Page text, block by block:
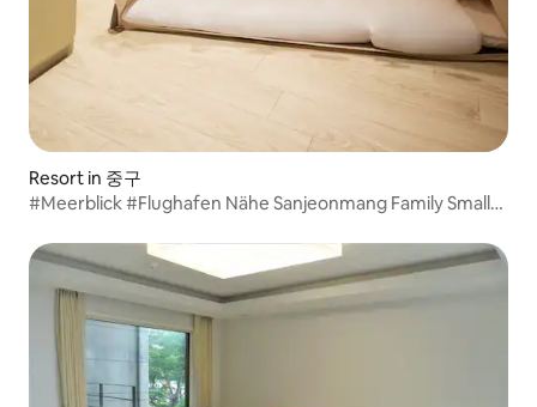
Resort in 중구
#Meerblick #Flughafen Nähe Sanjeonmang Family Small